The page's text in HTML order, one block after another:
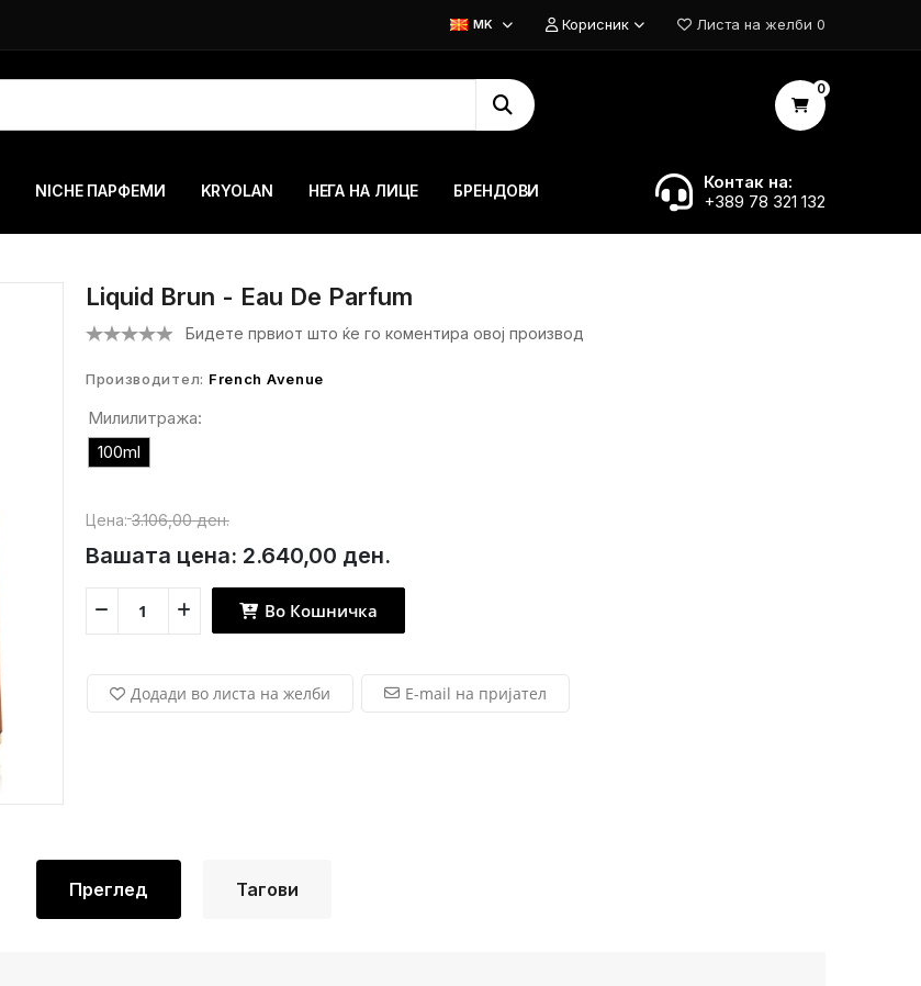
MK Корисник Листа на желби 0
0
NICHE ПАРФЕМИ KRYOLAN НЕГА НА ЛИЦЕ БРЕНДОВИ
Контак на:
+389 78 321 132
Liquid Brun - Eau De Parfum
Бидете првиот што ќе го коментира овој производ
Производител: French Avenue
Милилитража:
100ml
Цена: 3.106,00 ден.
Вашата цена: 2.640,00 ден.
Во Кошничка
Додади во листа на желби E-mail на пријател
Преглед Тагови